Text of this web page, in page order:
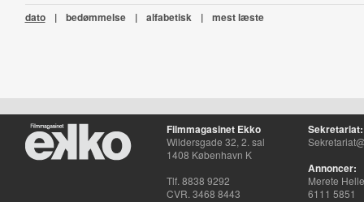
dato | bedømmelse | alfabetisk | mest læste
Filmmagasinet Ekko
Wildersgade 32, 2. sal
1408 København K
Tlf. 8838 9292
CVR. 3468 8443
Sekretariat:
Annoncer:
Merete
6111 5851